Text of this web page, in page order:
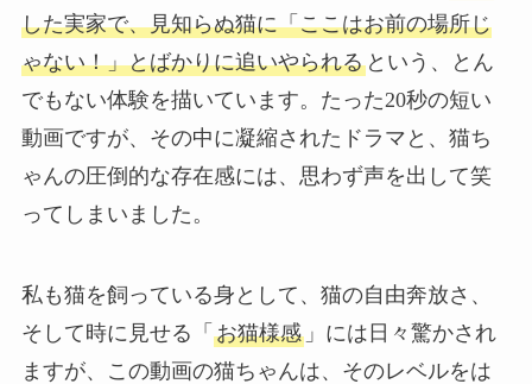
した実家で、見知らぬ猫に「ここはお前の場所じ
ゃない！」とばかりに追いやられるという、とん
でもない体験を描いています。たった20秒の短い
動画ですが、その中に凝縮されたドラマと、猫ち
ゃんの圧倒的な存在感には、思わず声を出して笑
ってしまいました。
私も猫を飼っている身として、猫の自由奔放さ、
そして時に見せる「 お猫様感」には日々驚かされ
ますが、この動画の猫ちゃんは、そのレベルをは